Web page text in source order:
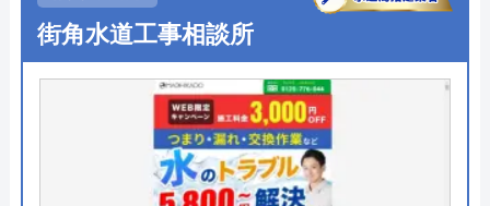
0120-569-365
水の生活救急車の基本情報
株式会社生活救急車
詳細は公式HPでご確認ください
水回り修理サポートセンターがおすすめの
コネクトライフが運営する水回り修理サポートセン
ターは、24時間年中無休で水回りトラブルの修理を
街角水道工事相談所